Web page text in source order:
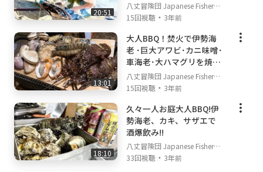
20:51
八丈冒険団 Japanese Fisherm
an's TV
15回視聴 ・ 3年前
13:01
大人BBQ！焚火で伊勢海
老 ･巨大アワビ･カニ味噌･
車海老･大ハマグリを焼い
て食う！
八丈冒険団 Japanese Fisherm
an's TV
15回視聴 ・ 3年前
18:10
久々一人お庭大人BBQ!伊
勢海老、カキ、サザエで
酒爆飲み!!
八丈冒険団 Japanese Fisherm
an's TV
33回視聴 ・ 3年前